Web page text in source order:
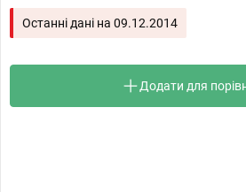
Останні дані на 09.12.2014
Додати для